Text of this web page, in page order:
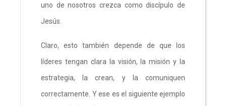
uno de nosotros crezca como discípulo de
Jesús.
Claro, esto también depende de que los
líderes tengan clara la visión, la misión y la
estrategia, la crean, y la comuniquen
correctamente. Y ese es el siguiente ejemplo